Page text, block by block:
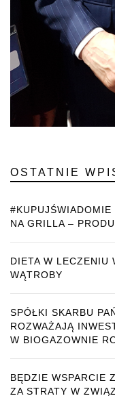
OSTATNIE
#KUPUJŚWIADOMIE
NA GRILLA –
DIETA W LECZENIU
WĄTROBY
SPÓŁKI SKARBU
ROZWAŻAJĄ
W BIOGAZOWNIE
BĘDZIE WSPARCIE
ZA STRATY W